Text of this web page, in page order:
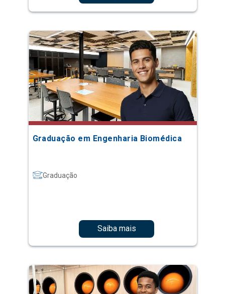
Graduação em Engenharia Biomédica
Graduação
Saiba mais